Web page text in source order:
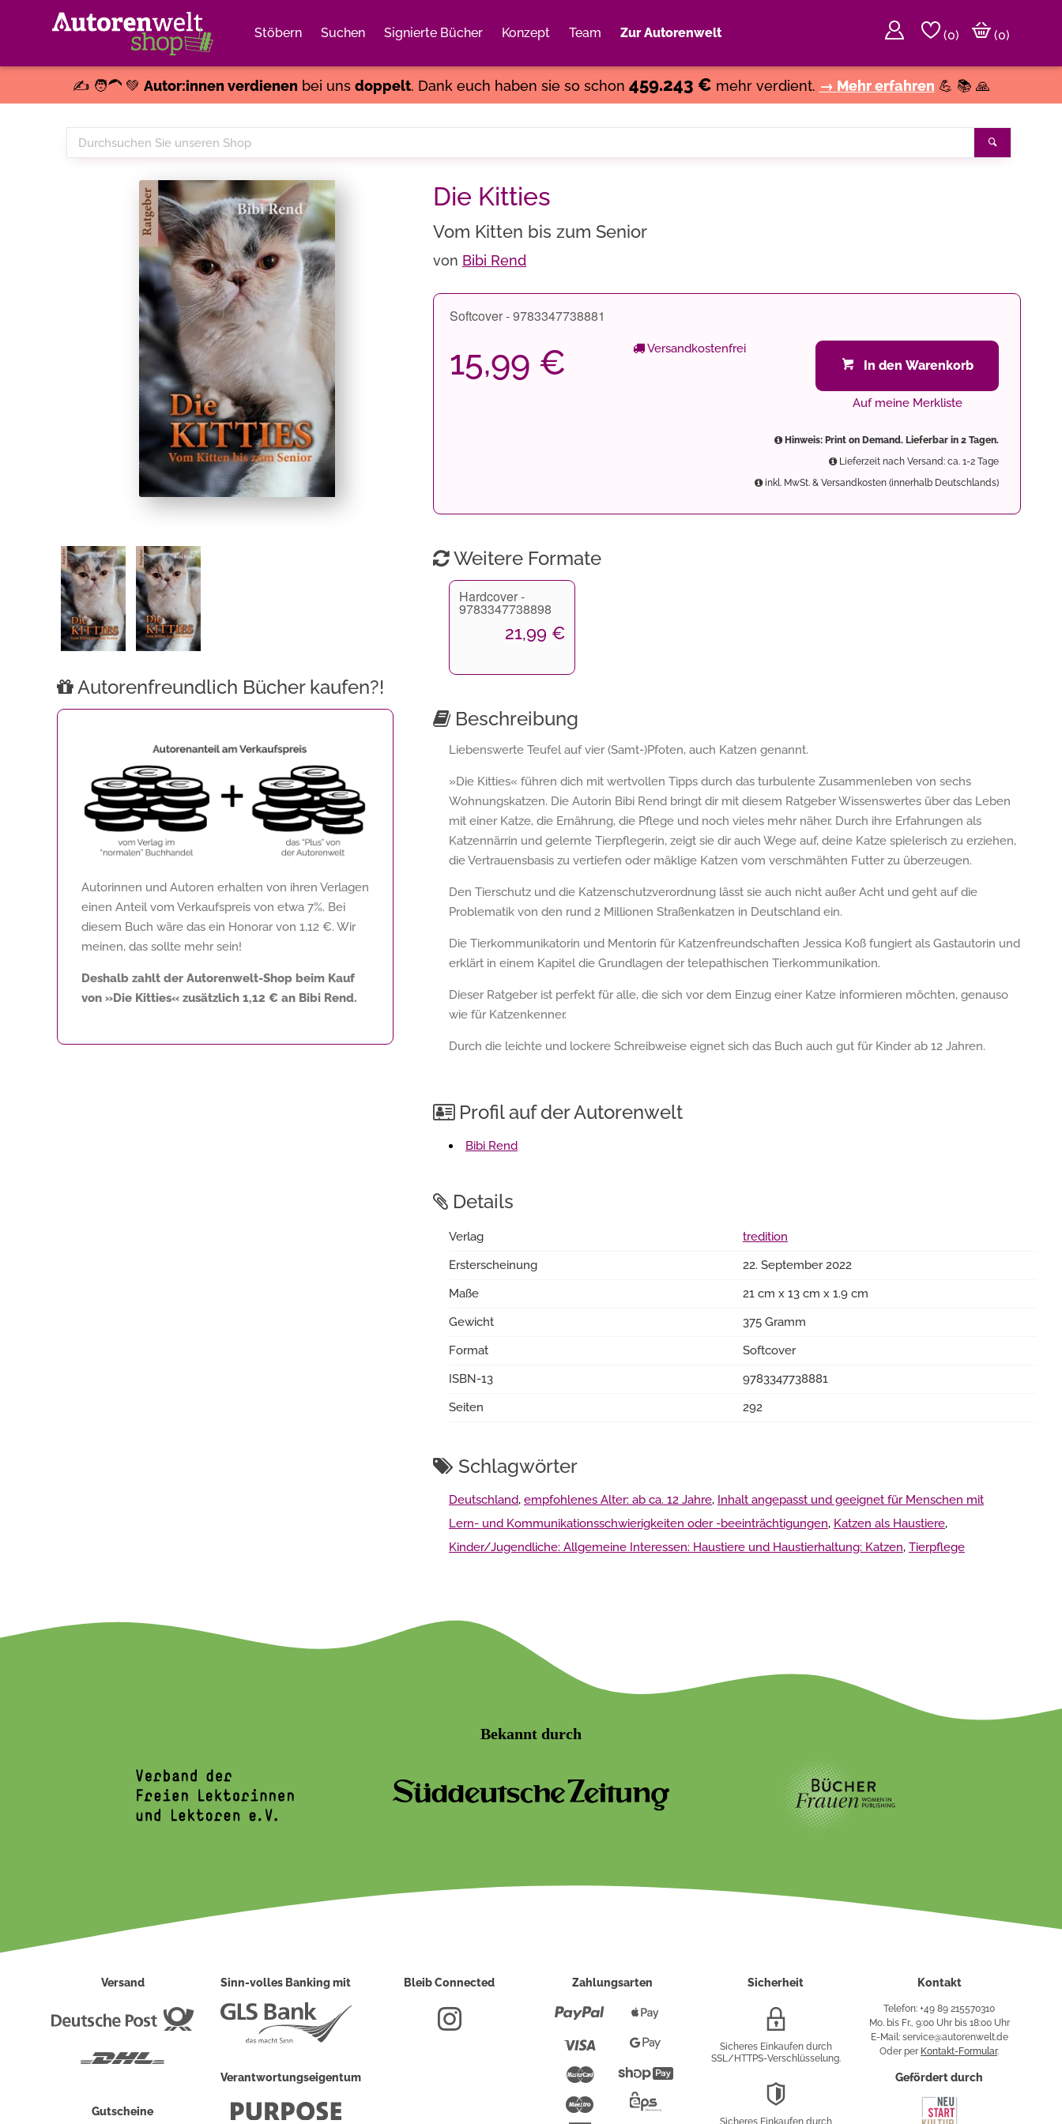
Stöbern Suchen Signierte Bücher Konzept Team Zur Autorenwelt (0)
(0)
✍️ 🧑‍🦱 💚 Autor:innen verdienenbei uns doppelt. Dank euch haben sie so schon 459.243 € mehr verdient. → Mehr erfahren 💪 📚 🙏
Durchsuchen
Sie
Die Kitties
Vom Kitten bis zum Senior
von Bibi Rend
Softcover - 9783347738881
15,99 € Versandkostenfrei
In den Warenkorb
Auf meine Merkliste
Hinweis: Print on Demand. Lieferbar in 2 Tagen.
Lieferzeit nach Versand: ca. 1-2 Tage
inkl. MwSt. & Versandkosten (innerhalb Deutschlands)
Autorenfreundlich Bücher kaufen?!
Autorinnen und Autoren erhalten von ihren Verlagen
einen Anteil vom Verkaufspreis von etwa 7%. Bei
diesem Buch wäre das ein Honorar von 1,12 €. Wir
meinen, das sollte mehr sein!
Deshalb zahlt der Autorenwelt-Shop beim Kauf
von »Die Kitties« zusätzlich 1,12 € an Bibi Rend.
Weitere Formate
Hardcover -
9783347738898
21,99 €
Beschreibung
Liebenswerte Teufel auf vier (Samt-)Pfoten, auch Katzen genannt.
»Die Kitties« führen dich mit wertvollen Tipps durch das turbulente Zusammenleben von sechs
Wohnungskatzen. Die Autorin Bibi Rend bringt dir mit diesem Ratgeber Wissenswertes über das Leben
mit einer Katze, die Ernährung, die Pflege und noch vieles mehr näher. Durch ihre Erfahrungen als
Katzennärrin und gelernte Tierpflegerin, zeigt sie dir auch Wege auf, deine Katze spielerisch zu erziehen,
die Vertrauensbasis zu vertiefen oder mäklige Katzen vom verschmähten Futter zu überzeugen.
Den Tierschutz und die Katzenschutzverordnung lässt sie auch nicht außer Acht und geht auf die
Problematik von den rund 2 Millionen Straßenkatzen in Deutschland ein.
Die Tierkommunikatorin und Mentorin für Katzenfreundschaften Jessica Koß fungiert als Gastautorin und
erklärt in einem Kapitel die Grundlagen der telepathischen Tierkommunikation.
Dieser Ratgeber ist perfekt für alle, die sich vor dem Einzug einer Katze informieren möchten, genauso
wie für Katzenkenner.
Durch die leichte und lockere Schreibweise eignet sich das Buch auch gut für Kinder ab 12 Jahren.
Profil auf der Autorenwelt
Bibi Rend
Details
Verlag
tredition
Ersterscheinung
22. September 2022
Maße
21 cm x 13 cm x 1.9 cm
Gewicht
375 Gramm
Format
Softcover
ISBN-13
9783347738881
Seiten
292
Schlagwörter
Deutschland, empfohlenes Alter: ab ca. 12 Jahre, Inhalt angepasst und geeignet für Menschen mit
Lern- und Kommunikationsschwierigkeiten oder -beeinträchtigungen, Katzen als Haustiere,
Kinder/Jugendliche: Allgemeine Interessen: Haustiere und Haustierhaltung: Katzen, Tierpflege
Bekannt durch
Versand
Deutsche
Gutscheine
Sinn-volles Banking mit
Verantwortungseigentum
Bleib Connected Zahlungsarten
Paypal
Mastercard
Maestro
Pay
PayShopify
Sicherheit
Verschlüsselung
Sicheres Einkaufen durch
SSL/HTTPS-Verschlüsselung.
Sicheres Einkaufen durch
Kontakt
Telefon: +49 89 215570310
Mo. bis Fr., 9:00 Uhr bis 18:00 Uhr
E-Mail: service@autorenwelt.de
Oder per Kontakt-Formular.
Gefördert durch